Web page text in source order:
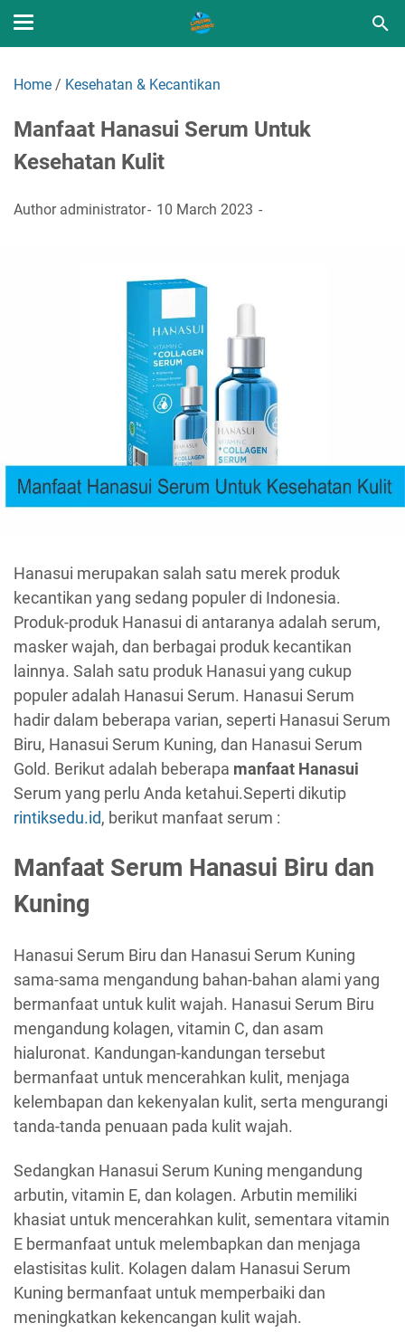
Home / Kesehatan & Kecantikan
Manfaat Hanasui Serum Untuk
Kesehatan Kulit
Author administrator 10 March 2023
Hanasui merupakan salah satu merek produk
kecantikan yang sedang populer di Indonesia.
Produk-produk Hanasui di antaranya adalah serum,
masker wajah, dan berbagai produk kecantikan
lainnya. Salah satu produk Hanasui yang cukup
populer adalah Hanasui Serum. Hanasui Serum
hadir dalam beberapa varian, seperti Hanasui Serum
Biru, Hanasui Serum Kuning, dan Hanasui Serum
Gold. Berikut adalah beberapa manfaat Hanasui
Serum yang perlu Anda ketahui.Seperti dikutip
rintiksedu.id, berikut manfaat serum :
Manfaat Serum Hanasui Biru dan
Kuning
Hanasui Serum Biru dan Hanasui Serum Kuning
sama-sama mengandung bahan-bahan alami yang
bermanfaat untuk kulit wajah. Hanasui Serum Biru
mengandung kolagen, vitamin C, dan asam
hialuronat. Kandungan-kandungan tersebut
bermanfaat untuk mencerahkan kulit, menjaga
kelembapan dan kekenyalan kulit, serta mengurangi
tanda-tanda penuaan pada kulit wajah.
Sedangkan Hanasui Serum Kuning mengandung
arbutin, vitamin E, dan kolagen. Arbutin memiliki
khasiat untuk mencerahkan kulit, sementara vitamin
E bermanfaat untuk melembapkan dan menjaga
elastisitas kulit. Kolagen dalam Hanasui Serum
Kuning bermanfaat untuk memperbaiki dan
meningkatkan kekencangan kulit wajah.